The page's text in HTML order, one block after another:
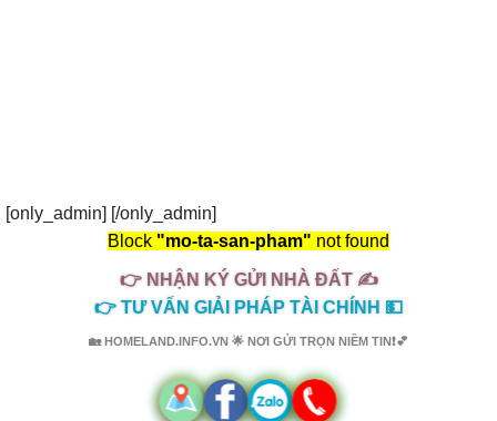
[only_admin] [/only_admin]
Block "mo-ta-san-pham" not found
👉 NHẬN KÝ GỬI NHÀ ĐẤT ✍️
👉 TƯ VẤN GIẢI PHÁP TÀI CHÍNH 💵
🏡 HOMELAND.INFO.VN 🌟 NƠI GỬI TRỌN NIỀM TIN❗💕